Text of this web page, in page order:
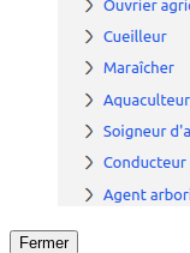
Fermer